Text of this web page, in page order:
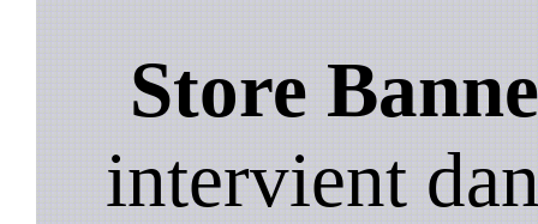
Store
intervient